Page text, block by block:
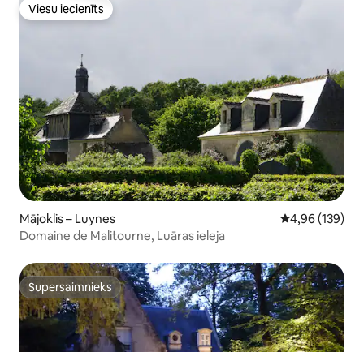
Viesu iecienīts
Viesu iecienīts
Mājoklis – Luynes Vidējais
4,96 (139)
Domaine de Malitourne, Luāras ieleja
Supersaimnieks
Supersaimnieks